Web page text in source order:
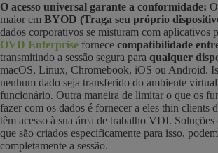
O acesso universal garante a conformidade:
maior em BYOD (Traga seu próprio
dados corporativos se misturam com aplicativos
OVD Enterprise fornece compatibilidade
transmitindo a sessão segura para qualquer
macOS, Linux, Chromebook, iOS ou Android.
nenhum dado seja transferido do ambiente
funcionário. Outra maneira de limitar o que os
fazer com os dados é fornecer a eles thin clients
têm acesso à sua área de trabalho VDI. Soluções
que são criados especificamente para isso,
completamente a sessão.